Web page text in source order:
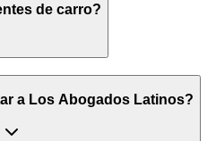
de carro?
a Los Abogados Latinos?